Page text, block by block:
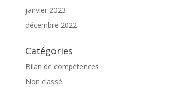
janvier 2023
décembre 2022
Catégories
Bilan de compétences
Non classé